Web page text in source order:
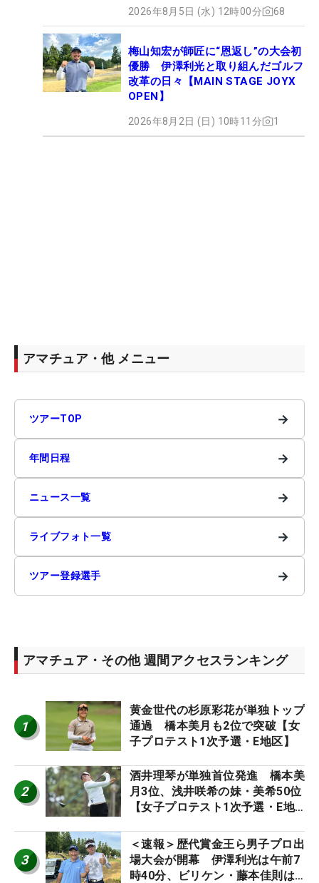
2026年8月5日 (水) 12時00分 68
梅山知宏が師匠に“恩返し”の大会初
優勝 伊澤利光と取り組んだゴルフ
改革の日々【MAIN STAGE JOYX
OPEN】
2026年8月2日 (日) 10時11分 1
アマチュア・他 メニュー
ツアーTOP →
年間日程 →
ニュース一覧 →
ライブフォト一覧 →
ツアー登録選手 →
アマチュア・その他 週間アクセスランキング
1
黄金世代の杉原彩花が単独トップ
通過 橋本美月も2位で突破【女
子プロテスト1次予選・E地区】
2
酒井理琴が単独首位発進 橋本美
月3位、浅井咲希の妹・美希50位
【女子プロテスト1次予選・E地
3
＜速報＞歴代賞金王ら男子プロ出
場大会が開幕 伊澤利光は午前7
時40分、ビリケン・藤本佳則は